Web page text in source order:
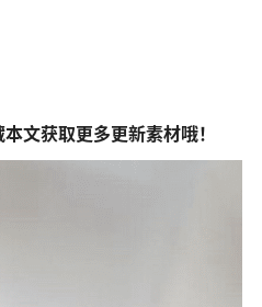
文获取更多更新素材哦！